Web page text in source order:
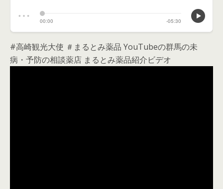
#高崎観光大使 ＃まるとみ薬品 YouTubeの群馬の未
病・予防の相談薬店 まるとみ薬品紹介ビデオ